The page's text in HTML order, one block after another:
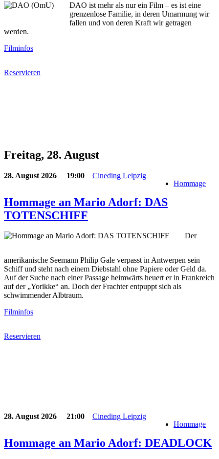
DAO ist mehr als nur ein Film – es ist eine
grenzenlose Familie, in deren Umarmung wir
fallen und von deren Kraft wir getragen
werden.
Filminfos
Reservieren
Freitag, 28. August
28. August 2026 19:00
Cineding Leipzig
Hommage
Hommage an Mario Adorf: DAS
TOTENSCHIFF
Der
amerikanische Seemann Philip Gale verpasst in Antwerpen sein
Schiff und steht nach einem Diebstahl ohne Papiere oder Geld da.
Auf der Suche nach einer Passage heimwärts heuert er in Frankreich
auf der „Yorikke“ an. Doch der Frachter entpuppt sich als
schwimmender Albtraum.
Filminfos
Reservieren
28. August 2026 21:00
Cineding Leipzig
Hommage
Hommage an Mario Adorf: DEADLOCK